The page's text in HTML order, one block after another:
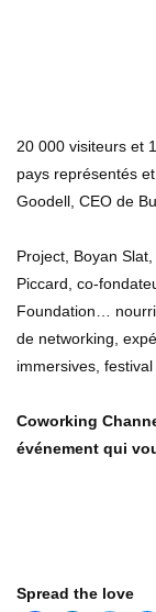
20 000 visiteurs et
pays représentés
Goodell, CEO de
Project, Boyan
Piccard, co-
Foundation…
de networking,
immersives, festival
Coworking
événement qui
Spread the love